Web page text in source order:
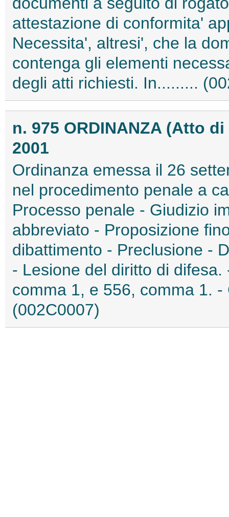
attestazione di conformita'
Necessita', altresi', che la
contenga gli elementi
degli atti richiesti. In.........
n. 975 ORDINANZA (Atto
2001
Ordinanza emessa il 26
nel procedimento penale a
Processo penale - Giudizio
abbreviato - Proposizione
dibattimento - Preclusione -
- Lesione del diritto di
comma 1, e 556, comma 1.
(002C0007)